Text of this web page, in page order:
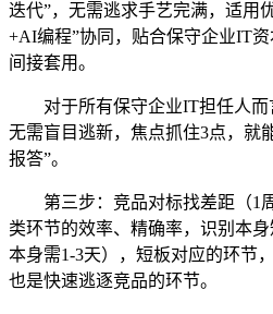
迭代”，无需逃求手艺完满，适用
+AI编程”协同，贴合保守企业IT
间接套用。
对于所有保守企业IT担任人而
无需盲目逃新，焦点抓住3点，就
报答”。
第三步：竞品对标找差距（1
类环节的效率、精确率，识别本身
本身需1-3天），短板对应的环节
也是快速逃逐竞品的环节。